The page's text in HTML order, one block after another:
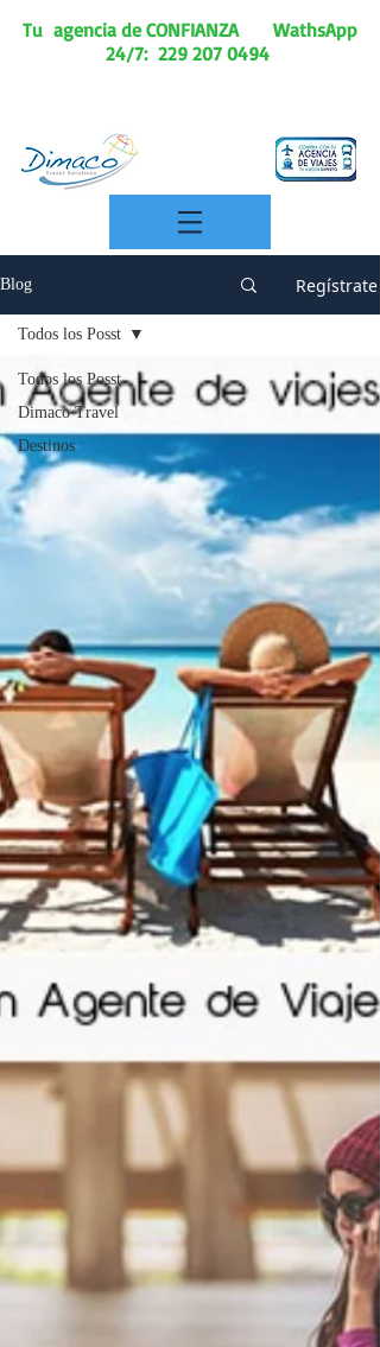
Tu agencia de CONFIANZA
WathsApp
24/7: 229 207 0494
Blog Regístrate
Todos los Posst
Dimaco Travel
Destinos
Todos los Posst